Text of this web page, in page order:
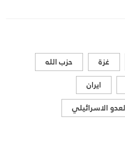
غزة
حزب الله
ايران
الاسرائيلي